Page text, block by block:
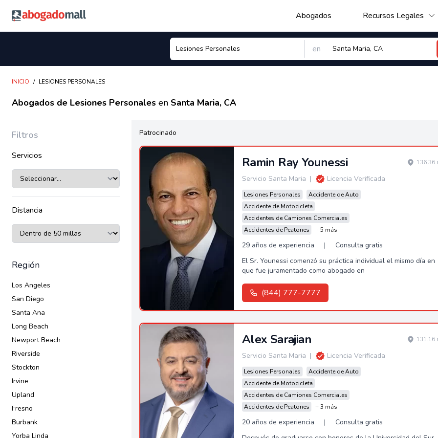
Abogadomall Abogados Recursos Legales
en
INICIO / LESIONES PERSONALES
Abogados de Lesiones Personales en Santa Maria, CA
Filtros
Servicios
Distancia
Región
Los Angeles
San Diego
Santa Ana
Long Beach
Newport Beach
Riverside
Stockton
Irvine
Upland
Fresno
Burbank
Yorba Linda
Patrocinado
Ramin Ray Younessi
Servicio Santa Maria | Licencia Verificada
Lesiones Personales
Accidente de Auto
Accidente de Motocicleta
Accidentes de Camiones Comerciales
Accidentes de Peatones
+ 5 más
29 años de experiencia | Consulta gratis
136.36
El Sr. Younessi comenzó su práctica individual el mismo día en
que fue juramentado como abogado en
(844) 777-7777
Alex Sarajian
Servicio Santa Maria | Licencia Verificada
Lesiones Personales
Accidente de Auto
Accidente de Motocicleta
Accidentes de Camiones Comerciales
Accidentes de Peatones
+ 3 más
20 años de experiencia | Consulta gratis
131.16